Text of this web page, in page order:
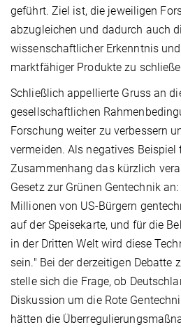
geführt. Ziel ist, die jeweiligen
abzugleichen und dadurch auch
wissenschaftlicher Erkenntnis
marktfähiger Produkte zu
Schließlich appellierte Gruss an
gesellschaftlichen
Forschung weiter zu verbessern
vermeiden. Als negatives Beispiel
Zusammenhang das kürzlich
Gesetz zur Grünen Gentechnik
Millionen von US-Bürgern
auf der Speisekarte, und für die
in der Dritten Welt wird diese
sein." Bei der derzeitigen Debatte
stelle sich die Frage, ob
Diskussion um die Rote
hätten die